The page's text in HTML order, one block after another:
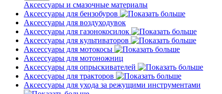
Аксессуары и смазочные материалы
Аксессуары для бензобуров
Аксессуары для воздуходувок
Аксессуары для газонокосилок
Аксессуары для культиваторов
Аксессуары для мотокосы
Аксессуары для мотоножниц
Аксессуары для опрыскивателей
Аксессуары для тракторов
Аксессуары для ухода за режущими инструментами